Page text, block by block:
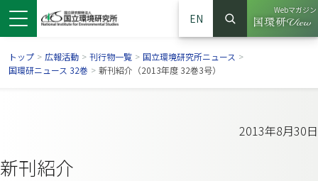
EN
サイト内検索
検索
Webマガジン
（別ウイ
トップ > 広報活動 > 刊行物一覧 > 国立環境研究所ニュース >
国環研ニュース 32巻 > 新刊紹介（2013年度 32巻3号）
2013年8月30日
新刊紹介